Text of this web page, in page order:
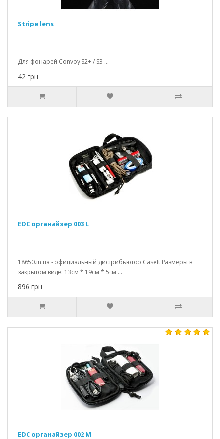
Stripe lens
Для фонарей Convoy S2+ / S3 ...
42 грн
EDC органайзер 003 L
18650.in.ua - официальный дистрибьютор CaseIt Размеры в
закрытом виде: 13см * 19см * 5см ...
896 грн
EDC органайзер 002 M